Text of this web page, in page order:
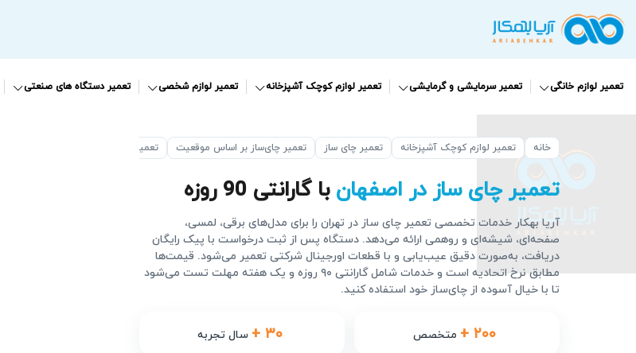
تعمیر لوازم خانگی تعمیر سرمایشی و گرمایشی تعمیر لوازم کوچک آشپزخانه تعمیر لوازم شخصی تعمیر دستگاه های صنعتی
خانه تعمیر لوازم کوچک آشپزخانه تعمیر چای‌ ساز تعمیر چای‌ساز بر اساس موقعیت تعمیر چای ساز در اصفهان
تعمیر چای ساز در اصفهانبا گارانتی 90 روزه
آریا بهکار خدمات تخصصی تعمیر چای ساز در تهران را برای مدل‌های برقی، لمسی،
صفحه‌ای، شیشه‌ای و روهمی ارائه می‌دهد. دستگاه پس از ثبت درخواست با پیک رایگان
دریافت، به‌صورت دقیق عیب‌یابی و با قطعات اورجینال شرکتی تعمیر می‌شود. قیمت‌ها
مطابق نرخ اتحادیه است و خدمات شامل گارانتی ۹۰ روزه و یک هفته مهلت تست می‌شود
تا با خیال آسوده از چای‌ساز خود استفاده کنید.
+ ۲۰۰ متخصص + ۳۰ سال تجربه